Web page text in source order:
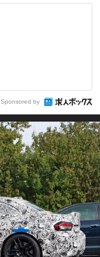
Sponsored by